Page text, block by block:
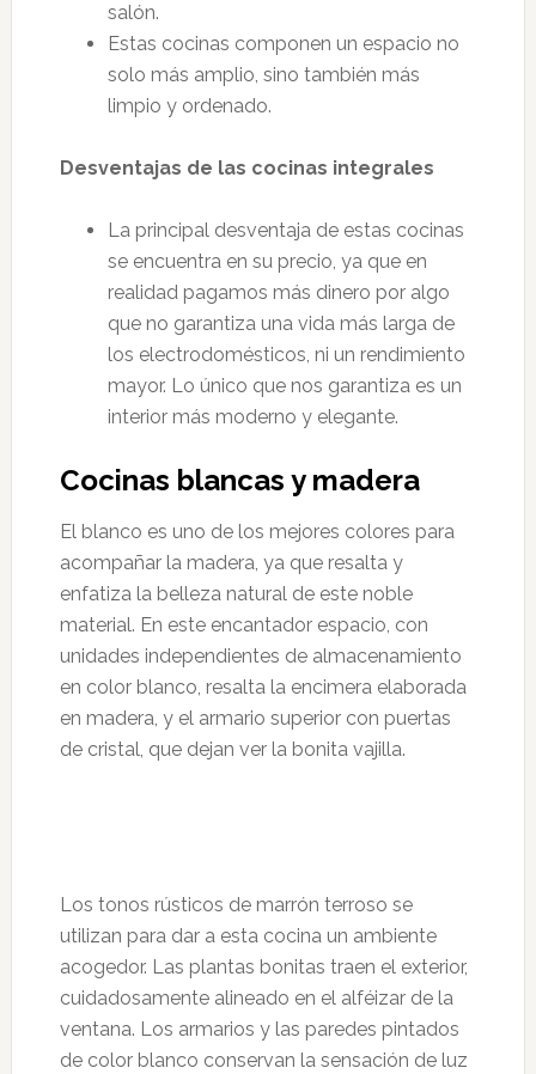
salón.
Estas cocinas componen un espacio no
solo más amplio, sino también más
limpio y ordenado.
Desventajas de las cocinas integrales
La principal desventaja de estas cocinas
se encuentra en su precio, ya que en
realidad pagamos más dinero por algo
que no garantiza una vida más larga de
los electrodomésticos, ni un rendimiento
mayor. Lo único que nos garantiza es un
interior más moderno y elegante.
Cocinas blancas y madera
El blanco es uno de los mejores colores para
acompañar la madera, ya que resalta y
enfatiza la belleza natural de este noble
material. En este encantador espacio, con
unidades independientes de almacenamiento
en color blanco, resalta la encimera elaborada
en madera, y el armario superior con puertas
de cristal, que dejan ver la bonita vajilla.
Los tonos rústicos de marrón terroso se
utilizan para dar a esta cocina un ambiente
acogedor. Las plantas bonitas traen el exterior,
cuidadosamente alineado en el alféizar de la
ventana. Los armarios y las paredes pintados
de color blanco conservan la sensación de luz